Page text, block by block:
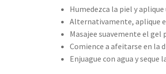
Humedezca la piel y
Alternativamente, aplique
Masajee suavemente el
Comience a afeitarse en la
Enjuague con agua y seque